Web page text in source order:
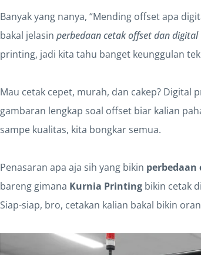
Banyak yang nanya, “Mending offset apa
bakal jelasin perbedaan cetak offset dan digital
printing, jadi kita tahu banget keunggulan
Mau cetak cepet, murah, dan cakep? Digital
gambaran lengkap soal offset biar kalian
sampe kualitas, kita bongkar semua.
Penasaran apa aja sih yang bikin
bareng gimana Kurnia Printing bikin cetak
Siap-siap, bro, cetakan kalian bakal bikin